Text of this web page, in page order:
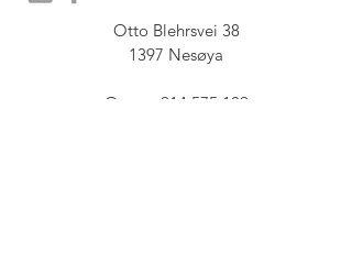
Otto Blehrsvei 38
1397 Nesøya
Orgnr.  914 575 109